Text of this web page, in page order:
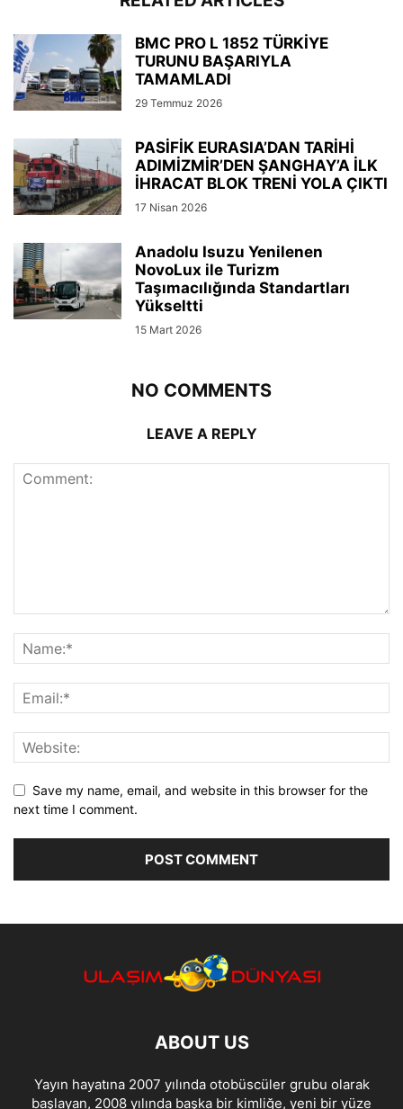
BMC PRO L 1852 TÜRKİYE
TURUNU BAŞARIYLA
TAMAMLADI
29 Temmuz 2026
PASİFİK EURASIA’DAN TARİHİ
ADIMİZMİR’DEN ŞANGHAY’A İLK
İHRACAT BLOK TRENİ YOLA ÇIKTI
17 Nisan 2026
Anadolu Isuzu Yenilenen
NovoLux ile Turizm
Taşımacılığında Standartları
Yükseltti
15 Mart 2026
NO COMMENTS
LEAVE A REPLY
Save my name, email, and website in this browser for the
next time I comment.
ABOUT US
Yayın hayatına 2007 yılında otobüscüler grubu olarak
başlayan, 2008 yılında başka bir kimliğe, yeni bir yüze